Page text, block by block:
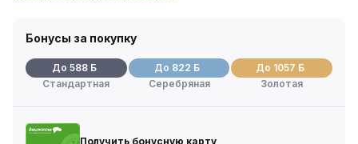
Бонусы за покупку
До 588 Б
Стандартная
До 822 Б
Серебряная
До 1057 Б
Золотая
Получить бонусную карту